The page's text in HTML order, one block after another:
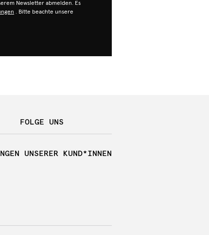
Newsletter abmelden. Es
. Bitte beachte unsere
FOLGE UNS
UNSERER KUND*INNEN